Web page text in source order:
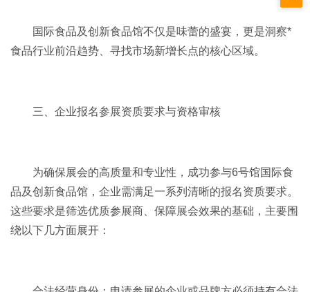
国际食品及创新食品馆不仅是味蕾的盛宴，更是洞察*
食品行业前沿趋势、寻找市场新增长点的核心区域。
三、企业报名参展资质要求与资格审核
为确保展会的高质量和专业性，成功参与6号馆国际食
品及创新食品馆，企业需满足一系列清晰的报名资质要求。
这些要求是筛选优质参展商、保障展会效果的基础，主要围
绕以下几方面展开：